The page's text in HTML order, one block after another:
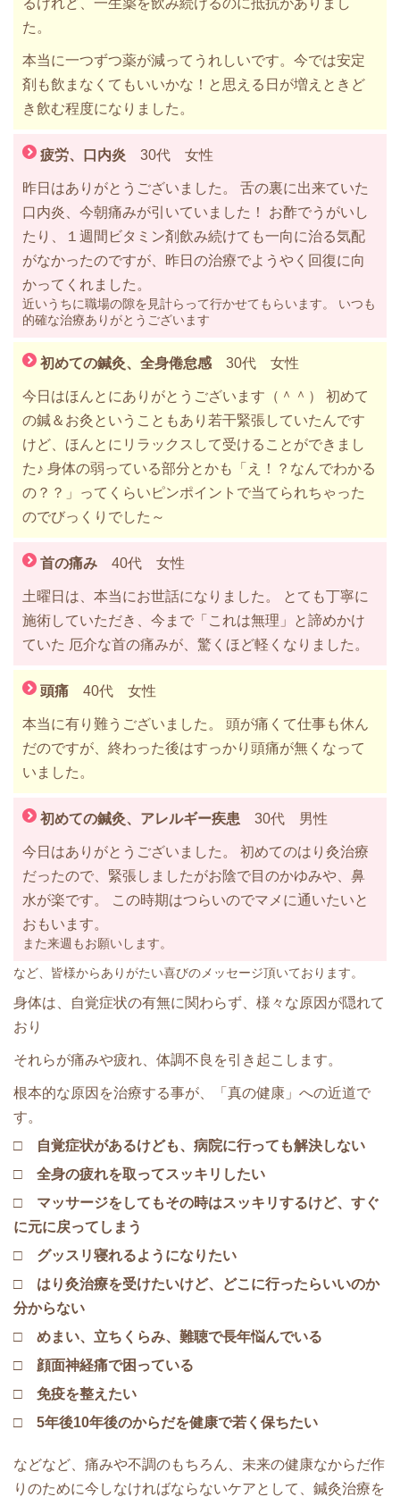
た。
本当に一つずつ薬が減ってうれしいです。今では安定
剤も飲まなくてもいいかな！と思える日が増えときど
き飲む程度になりました。
疲労、口内炎 30代 女性
昨日はありがとうございました。 舌の裏に出来ていた
口内炎、今朝痛みが引いていました！ お酢でうがいし
たり、１週間ビタミン剤飲み続けても一向に治る気配
がなかったのですが、昨日の治療でようやく回復に向
かってくれました。
近いうちに職場の隙を見計らって行かせてもらいます。 いつも
的確な治療ありがとうございます
初めての鍼灸、全身倦怠感 30代 女性
今日はほんとにありがとうございます（＾＾） 初めて
の鍼＆お灸ということもあり若干緊張していたんです
けど、ほんとにリラックスして受けることができまし
た♪ 身体の弱っている部分とかも「え！？なんでわかる
の？？」ってくらいピンポイントで当てられちゃった
のでびっくりでした～
首の痛み 40代 女性
土曜日は、本当にお世話になりました。 とても丁寧に
施術していただき、今まで「これは無理」と諦めかけ
ていた 厄介な首の痛みが、驚くほど軽くなりました。
頭痛 40代 女性
本当に有り難うございました。 頭が痛くて仕事も休ん
だのですが、終わった後はすっかり頭痛が無くなって
いました。
初めての鍼灸、アレルギー疾患 30代 男性
今日はありがとうございました。 初めてのはり灸治療
だったので、緊張しましたがお陰で目のかゆみや、鼻
水が楽です。 この時期はつらいのでマメに通いたいと
おもいます。
また来週もお願いします。
など、皆様からありがたい喜びのメッセージ頂いております。
身体は、自覚症状の有無に関わらず、様々な原因が隠れて
おり
それらが痛みや疲れ、体調不良を引き起こします。
根本的な原因を治療する事が、「真の健康」への近道で
す。
□ 自覚症状があるけども、病院に行っても解決しない
□ 全身の疲れを取ってスッキリしたい
□ マッサージをしてもその時はスッキリするけど、すぐ
に元に戻ってしまう
□ グッスリ寝れるようになりたい
□ はり灸治療を受けたいけど、どこに行ったらいいのか
分からない
□ めまい、立ちくらみ、難聴で長年悩んでいる
□ 顔面神経痛で困っている
□ 免疫を整えたい
□ 5年後10年後のからだを健康で若く保ちたい
などなど、痛みや不調のもちろん、未来の健康なからだ作
りのために今しなければならないケアとして、鍼灸治療を